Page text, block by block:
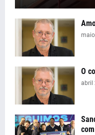
O
abril